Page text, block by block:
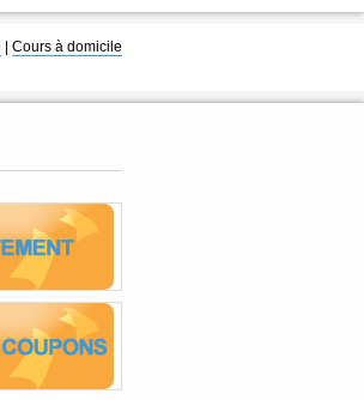
| Cours à domicile